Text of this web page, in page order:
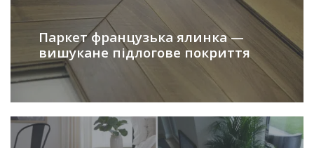
Паркет французька ялинка —
вишукане підлогове покриття